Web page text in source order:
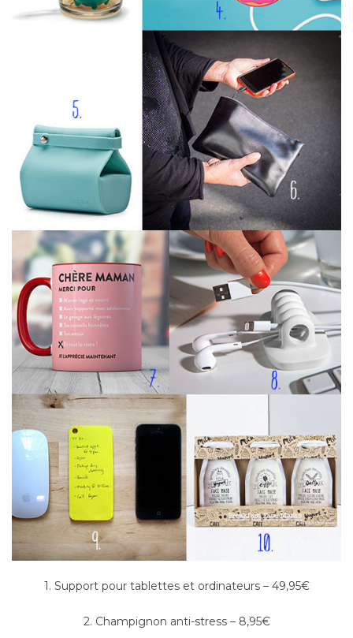
1. Support pour tablettes et ordinateurs – 49,95€
2. Champignon anti-stress – 8,95€